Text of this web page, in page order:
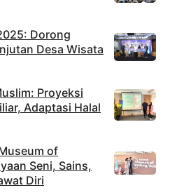
Dorong
Desa Wisata
Proyeksi
Adaptasi Halal
of
Seni, Sains,
Diri